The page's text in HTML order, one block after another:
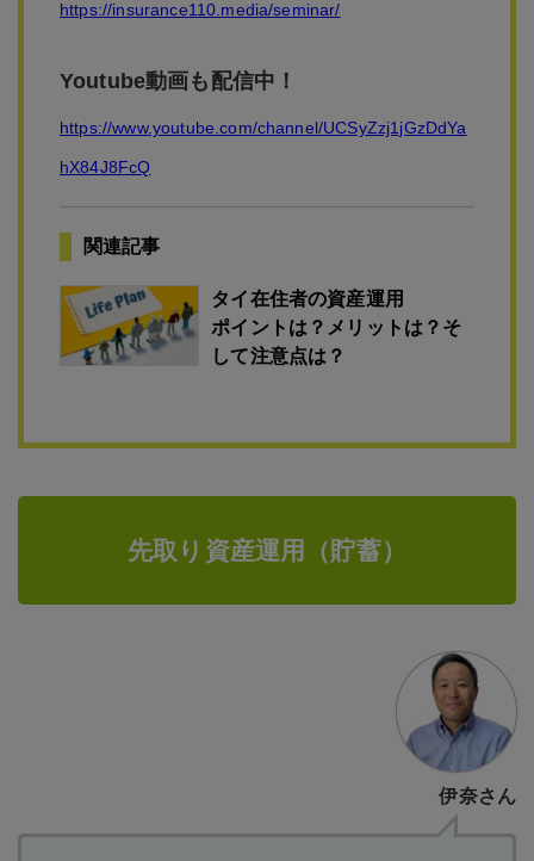
https://insurance110.media/seminar/
Youtube動画も配信中！
https://www.youtube.com/channel/UCSyZzj1jGzDdYa
hX84J8FcQ
関連記事
タイ在住者の資産運用
ポイントは？メリットは？そ
して注意点は？
先取り資産運用（貯蓄）
伊奈さん